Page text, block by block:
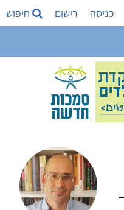
כניסה רישום חיפוש